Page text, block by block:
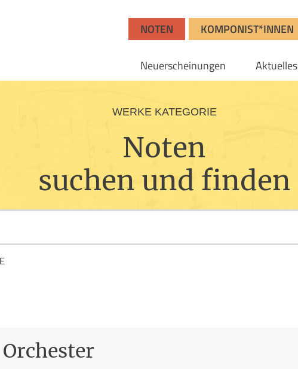
NOTEN KOMPONIST*INNEN
Neuerscheinungen Aktuelles
WERKE KATEGORIE
Noten
suchen und finden
Orchester